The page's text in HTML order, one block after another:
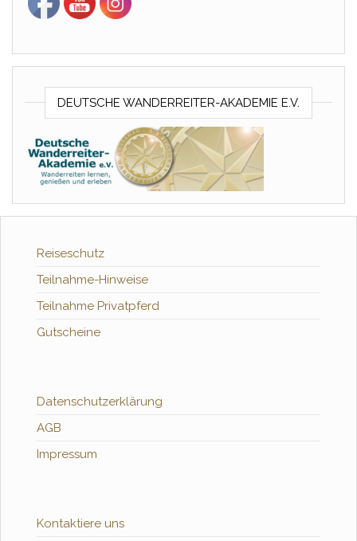
DEUTSCHE WANDERREITER-AKADEMIE E.V.
Reiseschutz
Teilnahme-Hinweise
Teilnahme Privatpferd
Gutscheine
Datenschutzerklärung
AGB
Impressum
Kontaktiere uns